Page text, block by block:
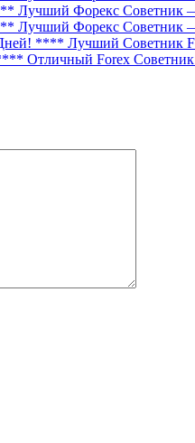
** Лучший Форекс Советник
** Лучший Форекс Советник
** Лучший Советник
** Отличный Forex